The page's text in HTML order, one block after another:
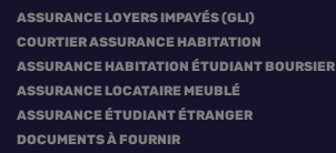
ASSURANCE LOYERS IMPAYÉS (GLI)
COURTIER ASSURANCE HABITATION
ASSURANCE HABITATION ÉTUDIANT BOURSIER
ASSURANCE LOCATAIRE MEUBLÉ
ASSURANCE ÉTUDIANT ÉTRANGER
DOCUMENTS À FOURNIR